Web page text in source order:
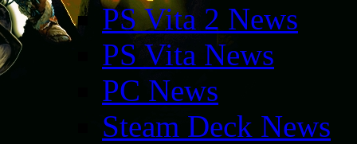
PS Vita 2 News
PS Vita News
PC News
Steam Deck News